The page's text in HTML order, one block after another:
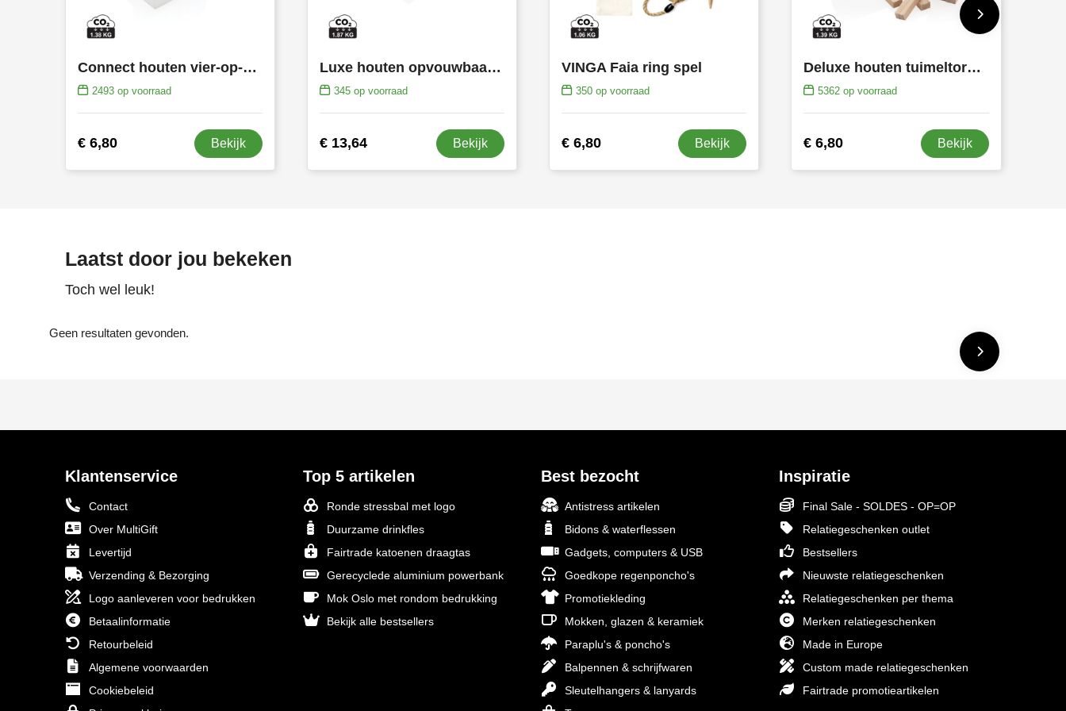
Connect houten vier-op-een-rij spel
2493op voorraad
€ 6,80 Bekijk
Luxe houten opvouwbaar schaakspel
345op voorraad
€ 13,64 Bekijk
VINGA Faia ring spel
350 op voorraad
€ 6,80 Bekijk
Deluxe houten tuimeltoren stapelspel
5362 op voorraad
€ 6,80 Bekijk
Laatst door jou bekeken
Toch wel leuk!
Geen resultaten gevonden.
Klantenservice
Contact
Over MultiGift
Levertijd
Verzending & Bezorging
Logo aanleveren voor bedrukken
Betaalinformatie
Retourbeleid
Algemene voorwaarden
Cookiebeleid
Top 5 artikelen
Ronde stressbal met logo
Duurzame drinkfles
Fairtrade katoenen draagtas
Gerecyclede aluminium powerbank
Mok Oslo met rondom bedrukking
Bekijk alle bestsellers
Best bezocht
Antistress artikelen
Bidons & waterflessen
Gadgets, computers & USB
Goedkope regenponcho's
Promotiekleding
Mokken, glazen & keramiek
Paraplu's & poncho's
Balpennen & schrijfwaren
Sleutelhangers & lanyards
Inspiratie
Final Sale - SOLDES - OP=OP
Relatiegeschenken outlet
Bestsellers
Nieuwste relatiegeschenken
Relatiegeschenken per thema
Merken relatiegeschenken
Made in Europe
Custom made relatiegeschenken
Fairtrade promotieartikelen